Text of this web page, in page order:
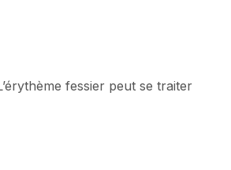
fessier peut se traiter